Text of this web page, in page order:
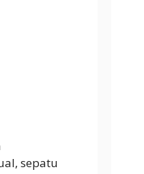
sepatu